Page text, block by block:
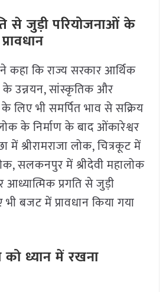
से जुड़ी परियोजनाओं के
ने कहा कि राज्य सरकार आर्थिक
के उन्नयन, सांस्कृतिक और
लिए भी समर्पित भाव से सक्रिय
के निर्माण के बाद ओंकारेश्वर
श्रीरामराजा लोक, चित्रकूट में
सलकनपुर में श्रीदेवी महालोक
प्रगति से जुड़ी
बजट में प्रावधान किया गया
ध्यान में रखना